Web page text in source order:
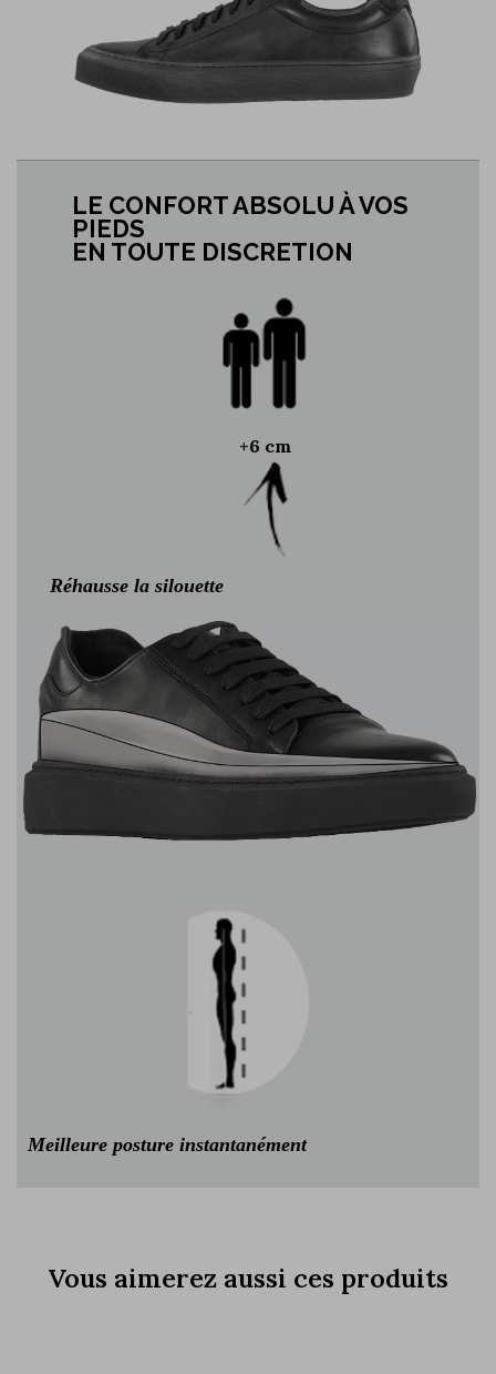
LE CONFORT ABSOLU À VOS
PIEDS
EN TOUTE DISCRETION
+6 cm
Réhausse la silouette
Meilleure posture instantanément
Vous aimerez aussi ces produits